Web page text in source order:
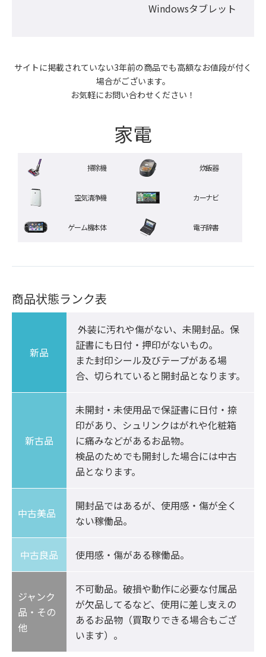
Windowsタブレット
サイトに掲載されていない3年前の商品でも高額なお値段が付く
場合がございます。
お気軽にお問い合わせください！
家電
掃除機 炊飯器
空気清浄機 カーナビ
ゲーム機本体 電子辞書
商品状態ランク表
新品
証書にも日付・押印がないもの。
また封印シール及びテープがある場
合、切られていると開封品となります。
新古品
未開封・未使用品で保証書に日付・捺
印があり、シュリンクはがれや化粧箱
に痛みなどがあるお品物。
検品のためでも開封した場合には中古
品となります。
開封品ではあるが、使用感・傷が全く
ない稼働品。
中古良品 使用感・傷がある稼働品。
ジャンク
品・その
他
不可動品。破損や動作に必要な付属品
が欠品してるなど、使用に差し支えの
あるお品物（買取りできる場合もござ
います）。